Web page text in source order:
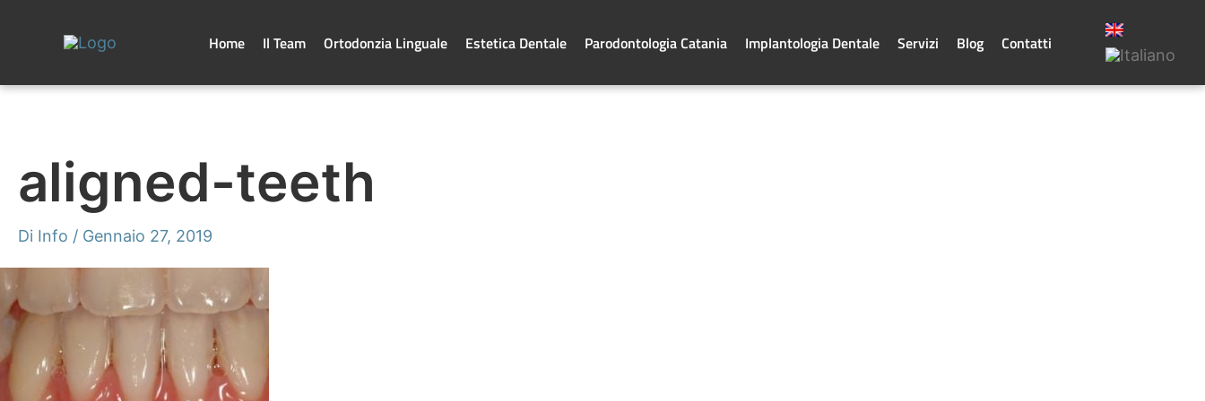
contenuto
Home Il Team Ortodonzia Linguale Estetica Dentale Parodontologia Catania Implantologia Dentale Servizi Blog Contatti
aligned-teeth
Di Info / Gennaio 27, 2019